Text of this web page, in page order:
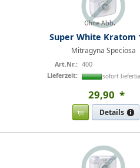
Super White Kratom
Mitragyna Speciosa
Art.Nr.: 400
Lieferzeit:
sofort
29,90 *
Details